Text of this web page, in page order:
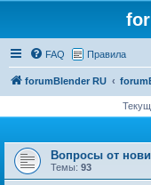
FAQ Правила
forumBlender RU
Вопросы от
Темы: 93